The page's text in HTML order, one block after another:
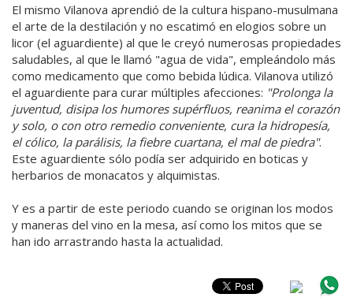
El mismo Vilanova aprendió de la cultura hispano-musulmana
el arte de la destilación y no escatimó en elogios sobre un
licor (el aguardiente) al que le creyó numerosas propiedades
saludables, al que le llamó "agua de vida", empleándolo más
como medicamento que como bebida lúdica. Vilanova utilizó
el aguardiente para curar múltiples afecciones: "Prolonga la
juventud, disipa los humores supérfluos, reanima el corazón
y solo, o con otro remedio conveniente, cura la hidropesía,
el cólico, la parálisis, la fiebre cuartana, el mal de piedra".
Este aguardiente sólo podía ser adquirido en boticas y
herbarios de monacatos y alquimistas.
Y es a partir de este periodo cuando se originan los modos
y maneras del vino en la mesa, así como los mitos que se
han ido arrastrando hasta la actualidad.